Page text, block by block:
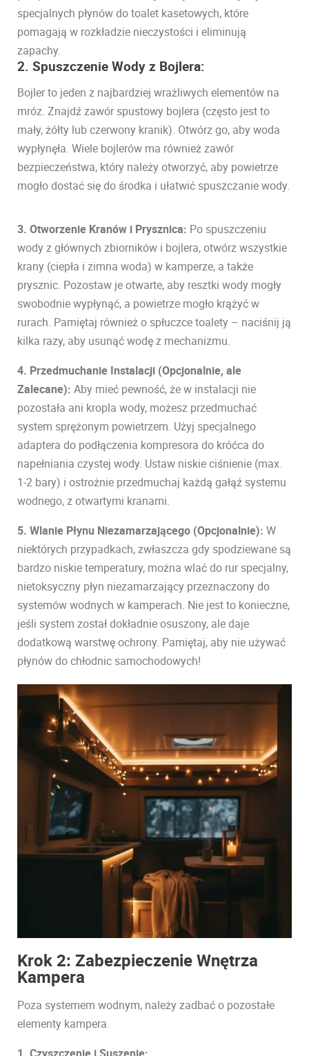
specjalnych płynów do toalet kasetowych, które
pomagają w rozkładzie nieczystości i eliminują
zapachy.
2. Spuszczenie Wody z Bojlera:
Bojler to jeden z najbardziej wrażliwych elementów na
mróz. Znajdź zawór spustowy bojlera (często jest to
mały, żółty lub czerwony kranik). Otwórz go, aby woda
wypłynęła. Wiele bojlerów ma również zawór
bezpieczeństwa, który należy otworzyć, aby powietrze
mogło dostać się do środka i ułatwić spuszczanie wody.
3. Otworzenie Kranów i Prysznica: Po spuszczeniu
wody z głównych zbiorników i bojlera, otwórz wszystkie
krany (ciepła i zimna woda) w kamperze, a także
prysznic. Pozostaw je otwarte, aby resztki wody mogły
swobodnie wypłynąć, a powietrze mogło krążyć w
rurach. Pamiętaj również o spłuczce toalety – naciśnij ją
kilka razy, aby usunąć wodę z mechanizmu.
4. Przedmuchanie Instalacji (Opcjonalnie, ale
Zalecane): Aby mieć pewność, że w instalacji nie
pozostała ani kropla wody, możesz przedmuchać
system sprężonym powietrzem. Użyj specjalnego
adaptera do podłączenia kompresora do króćca do
napełniania czystej wody. Ustaw niskie ciśnienie (max.
1-2 bary) i ostrożnie przedmuchaj każdą gałąź systemu
wodnego, z otwartymi kranami.
5. Wlanie Płynu Niezamarzającego (Opcjonalnie): W
niektórych przypadkach, zwłaszcza gdy spodziewane są
bardzo niskie temperatury, można wlać do rur specjalny,
nietoksyczny płyn niezamarzający przeznaczony do
systemów wodnych w kamperach. Nie jest to konieczne,
jeśli system został dokładnie osuszony, ale daje
dodatkową warstwę ochrony. Pamiętaj, aby nie używać
płynów do chłodnic samochodowych!
Krok 2: Zabezpieczenie Wnętrza
Kampera
Poza systemem wodnym, należy zadbać o pozostałe
elementy kampera.